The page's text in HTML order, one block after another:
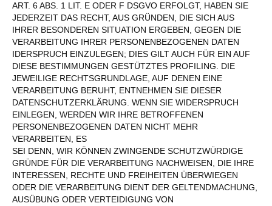
ART. 6 ABS. 1 LIT. E ODER F DSGVO ERFOLGT, HABEN SIE
JEDERZEIT DAS RECHT, AUS GRÜNDEN, DIE SICH AUS
IHRER BESONDEREN SITUATION ERGEBEN, GEGEN DIE
VERARBEITUNG IHRER PERSONENBEZOGENEN DATEN
IDERSPRUCH EINZULEGEN; DIES GILT AUCH FÜR EIN AUF
DIESE BESTIMMUNGEN GESTÜTZTES PROFILING. DIE
JEWEILIGE RECHTSGRUNDLAGE, AUF DENEN EINE
VERARBEITUNG BERUHT, ENTNEHMEN SIE DIESER
DATENSCHUTZERKLÄRUNG. WENN SIE WIDERSPRUCH
EINLEGEN, WERDEN WIR IHRE BETROFFENEN
PERSONENBEZOGENEN DATEN NICHT MEHR
VERARBEITEN, ES
SEI DENN, WIR KÖNNEN ZWINGENDE SCHUTZWÜRDIGE
GRÜNDE FÜR DIE VERARBEITUNG NACHWEISEN, DIE IHRE
INTERESSEN, RECHTE UND FREIHEITEN ÜBERWIEGEN
ODER DIE VERARBEITUNG DIENT DER GELTENDMACHUNG,
AUSÜBUNG ODER VERTEIDIGUNG VON